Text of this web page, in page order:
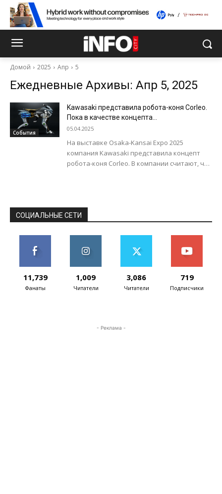
Домой 2025 Апр 5
Ежедневные Архивы: Апр 5, 2025
События
Kawasaki представила робота-коня Corleo.
Пока в качестве концепта…
05.04.2025
На выставке Osaka-Kansai Expo 2025
компания Kawasaki представила концепт
робота-коня Corleo. В компании считают, что
СОЦИАЛЬНЫЕ СЕТИ
11,739
Фанаты
1,009
Читатели
3,086
Читатели
719
Подписчики
- Реклама -